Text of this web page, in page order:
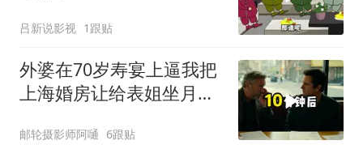
吕新说影视 1跟贴
外婆在70岁寿宴上逼我把
上海婚房让给表姐坐月
邮轮摄影师阿嗵 6跟贴